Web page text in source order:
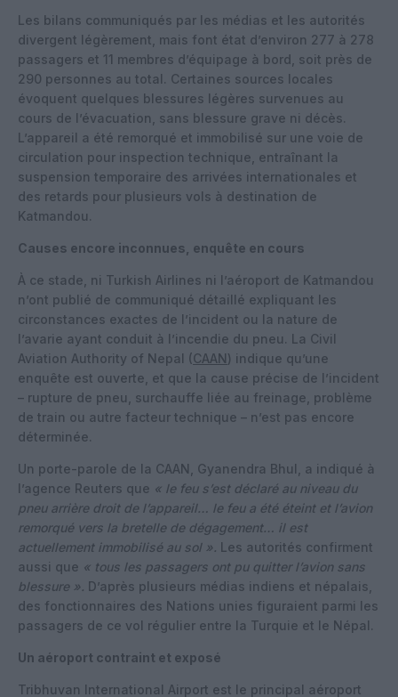
Les bilans communiqués par les médias et les autorités
divergent légèrement, mais font état d’environ 277 à 278
passagers et 11 membres d’équipage à bord, soit près de
290 personnes au total. Certaines sources locales
évoquent quelques blessures légères survenues au
cours de l’évacuation, sans blessure grave ni décès.
L’appareil a été remorqué et immobilisé sur une voie de
circulation pour inspection technique, entraînant la
suspension temporaire des arrivées internationales et
des retards pour plusieurs vols à destination de
Katmandou.
Causes encore inconnues, enquête en cours
À ce stade, ni Turkish Airlines ni l’aéroport de Katmandou
n’ont publié de communiqué détaillé expliquant les
circonstances exactes de l’incident ou la nature de
l’avarie ayant conduit à l’incendie du pneu. La Civil
Aviation Authority of Nepal (CAAN) indique qu’une
enquête est ouverte, et que la cause précise de l’incident
– rupture de pneu, surchauffe liée au freinage, problème
de train ou autre facteur technique – n’est pas encore
déterminée.
Un porte-parole de la CAAN, Gyanendra Bhul, a indiqué à
l’agence Reuters que « le feu s’est déclaré au niveau du
pneu arrière droit de l’appareil… le feu a été éteint et l’avion
remorqué vers la bretelle de dégagement… il est
actuellement immobilisé au sol ». Les autorités confirment
aussi que « tous les passagers ont pu quitter l’avion sans
blessure ». D’après plusieurs médias indiens et népalais,
des fonctionnaires des Nations unies figuraient parmi les
passagers de ce vol régulier entre la Turquie et le Népal.
Un aéroport contraint et exposé
Tribhuvan International Airport est le principal aéroport